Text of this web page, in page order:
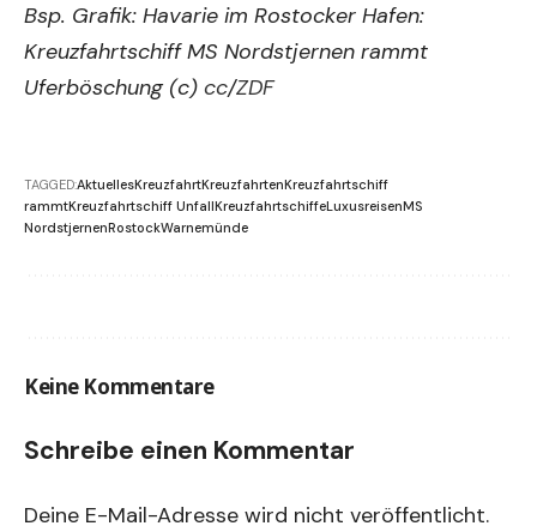
Bsp. Grafik: Havarie im Rostocker Hafen:
Kreuzfahrtschiff MS Nordstjernen rammt
Uferböschung (c) cc/ZDF
TAGGED:AktuellesKreuzfahrtKreuzfahrtenKreuzfahrtschiff
rammtKreuzfahrtschiff UnfallKreuzfahrtschiffeLuxusreisenMS
NordstjernenRostockWarnemünde
Keine Kommentare
Schreibe einen Kommentar
Deine E-Mail-Adresse wird nicht veröffentlicht.